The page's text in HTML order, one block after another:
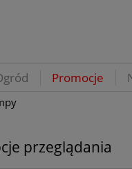
Promocje
przeglądania